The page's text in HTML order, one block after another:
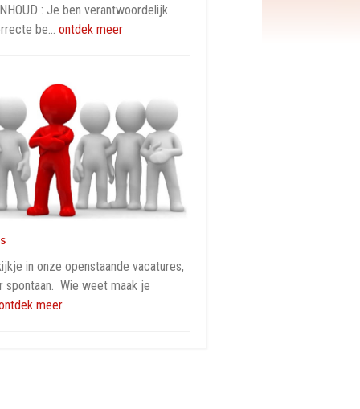
: Je ben verantwoordelijk
be… ontdek meer
in onze openstaande vacatures,
spontaan. Wie weet maak je
meer